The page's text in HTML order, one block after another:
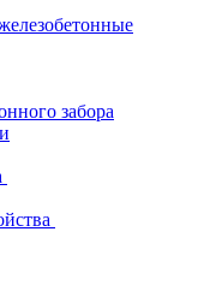
забора